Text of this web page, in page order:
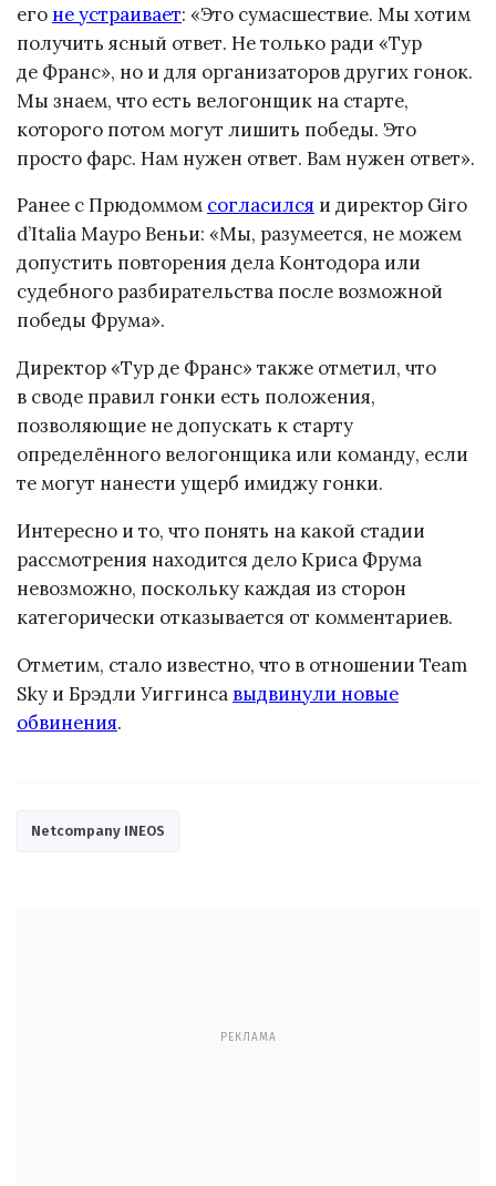
его не устраивает: «Это сумасшествие. Мы хотим
получить ясный ответ. Не только ради «Тур
де Франс», но и для организаторов других гонок.
Мы знаем, что есть велогонщик на старте,
которого потом могут лишить победы. Это
просто фарс. Нам нужен ответ. Вам нужен ответ».
Ранее с Прюдоммом согласился и директор Giro
d’Italia Мауро Веньи: «Мы, разумеется, не можем
допустить повторения дела Контодора или
судебного разбирательства после возможной
победы Фрума».
Директор «Тур де Франс» также отметил, что
в своде правил гонки есть положения,
позволяющие не допускать к старту
определённого велогонщика или команду, если
те могут нанести ущерб имиджу гонки.
Интересно и то, что понять на какой стадии
рассмотрения находится дело Криса Фрума
невозможно, поскольку каждая из сторон
категорически отказывается от комментариев.
Отметим, стало известно, что в отношении Team
Sky и Брэдли Уиггинса выдвинули новые
обвинения.
Netcompany INEOS
РЕКЛАМА